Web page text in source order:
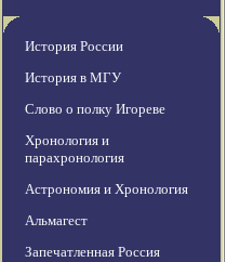
История России
История в МГУ
Слово о полку Игореве
Хронология и
парахронология
Астрономия и Хронология
Альмагест
Запечатленная Россия